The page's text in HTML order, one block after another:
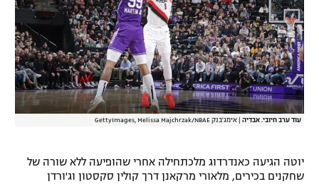
תגיות
המגזין
עוד ערב חיובי. אבדיה אימג'בנק GettyImages, Melissa Majchrzak/NBAE
יוטה הגיעה כאנדרדוג מלכתחילה אחרי שהופיעה ללא שורה של
שחקנים בכירים, מלאורי מרקאנן דרך קולין סקסטון וג'ורדן